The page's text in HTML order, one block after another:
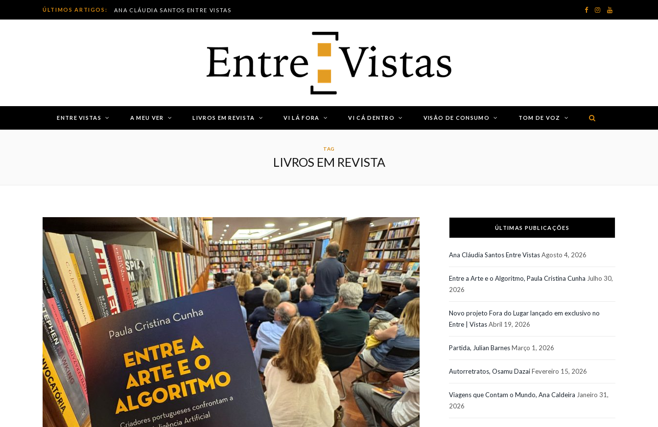
ÚLTIMOS ARTIGOS: ANA CLÁUDIA SANTOS ENTRE VISTAS F
o
I
g
Y
b
ENTRE VISTAS A MEU VER LIVROS EM REVISTA VI LÁ FORA VI CÁ DENTRO VISÃO DE CONSUMO TOM DE VOZ
TAG
LIVROS EM REVISTA
.
ÚLTIMAS PUBLICAÇÕES
Ana Cláudia Santos Entre VistasAgosto 4, 2026
Entre a Arte e o Algoritmo, Paula Cristina Cunha Julho 30,
2026
Novo projeto Fora do Lugar lançado em exclusivo no
Entre | VistasAbril 19, 2026
Partida, Julian BarnesMarço 1, 2026
Autorretratos, Osamu DazaiFevereiro 15, 2026
Viagens que Contam o Mundo, Ana Caldeira Janeiro 31,
2026